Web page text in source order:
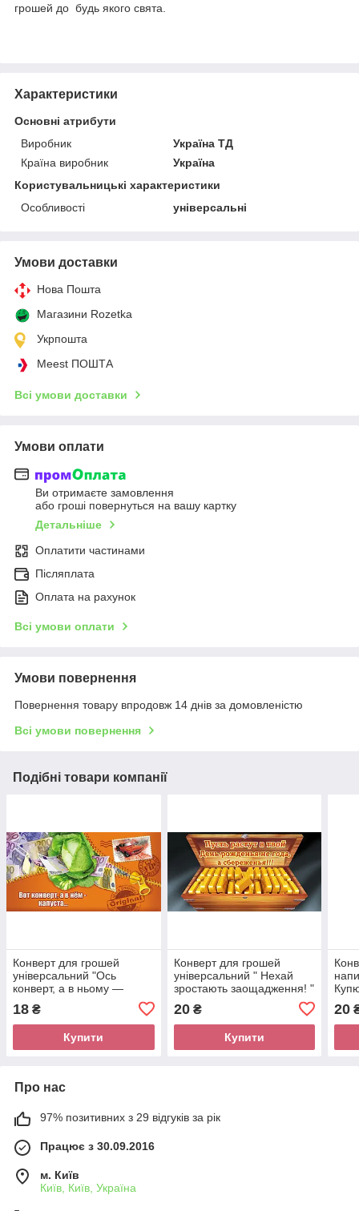
грошей до будь якого свята.
Характеристики
Основні атрибути
Виробник
Україна ТД
Країна виробник
Україна
Користувальницькі характеристики
Особливості
універсальні
Умови доставки
Нова Пошта
Магазини Rozetka
Укрпошта
Meest ПОШТА
Всі умови доставки
Умови оплати
Ви отримаєте замовлення
або гроші повернуться на вашу картку
Детальніше
Оплатити частинами
Післяплата
Оплата на рахунок
Всі умови оплати
Умови повернення
Повернення товару впродовж 14 днів за домовленістю
Всі умови повернення
Подібні товари компанії
Конверт для грошей
універсальний "Ось
конверт, а в ньому —
18 ₴
Купити
Конверт для грошей
універсальний " Нехай
зростають заощадження! "
20₴
Купити
20
Про нас
97% позитивних з 29 відгуків за рік
Працює з 30.09.2016
м. Київ
Київ, Київ, Україна